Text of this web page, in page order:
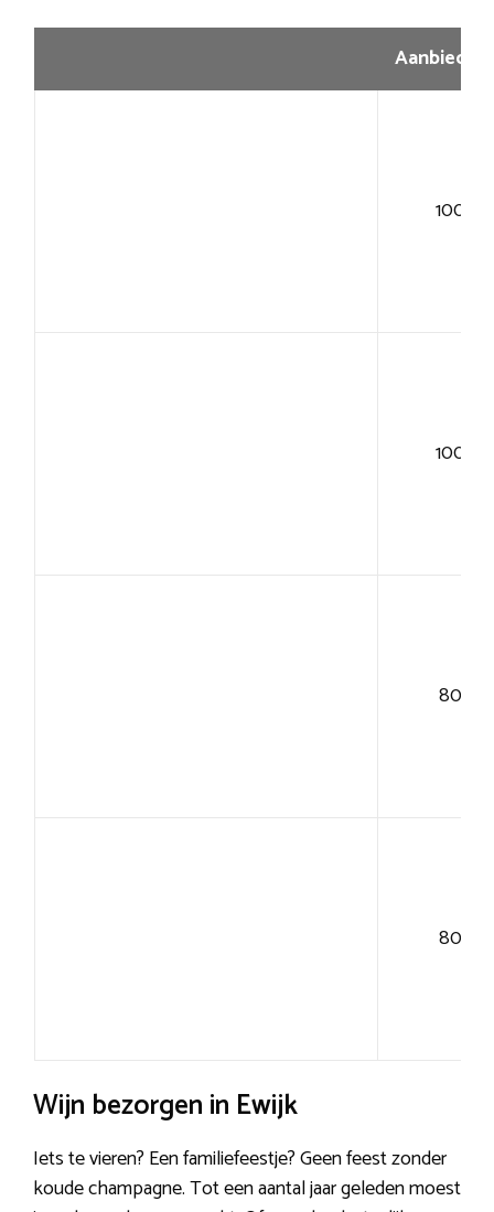
100+
100+
80+
80+
Wijn bezorgen in Ewijk
Iets te vieren? Een familiefeestje? Geen feest zonder
koude champagne. Tot een aantal jaar geleden moest